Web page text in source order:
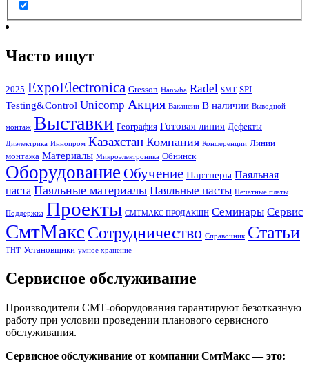
Часто ищут
2025 ExpoElectronica Gresson Hanwha Radel SMT SPI
Testing&Control Unicomp Акция Вакансии В наличии Выводной
монтаж Выставки География Готовая линия Дефекты
Диэлектрика Иннопром Казахстан Компания Конференции Линии
монтажа Материалы Микроэлектроника Обнинск
Оборудование Обучение Партнеры Паяльная
паста Паяльные материалы Паяльные пасты Печатные платы
Поддержка Проекты СМТМАКС ПРОДАКШН Семинары Сервис
СмтМакс Сотрудничество Справочник Статьи
ТНТ Установщики умное хранение
Сервисное обслуживание
Производители СМТ-оборудования гарантируют безотказную
работу при условии проведении планового сервисного
обслуживания.
Сервисное обслуживание от компании СмтМакс — это: